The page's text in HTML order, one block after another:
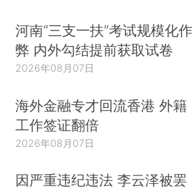
河南“三支一扶”考试规模化作
弊 内外勾结提前获取试卷
2026年08月07日
海外金融专才回流香港 外籍
工作签证翻倍
2026年08月07日
因严重违纪违法 李云泽被罢